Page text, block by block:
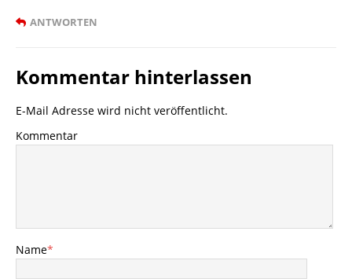
ANTWORTEN
Kommentar hinterlassen
E-Mail Adresse wird nicht veröffentlicht.
Kommentar
Name*